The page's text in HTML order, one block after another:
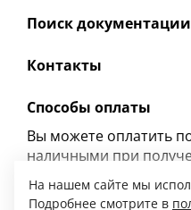
Поиск документации
Контакты
Способы оплаты
Вы можете оплатить
наличными при
другой
На нашем сайте мы
Подробнее смотрите в